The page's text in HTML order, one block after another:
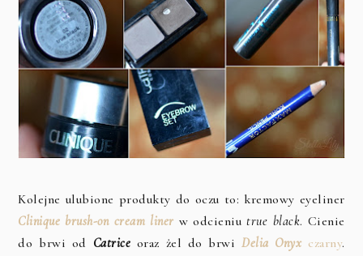
Kolejne ulubione produkty do oczu to: kremowy eyeliner
Clinique brush-on cream liner w odcieniutrue black. Cienie
do brwi od Catrice oraz żel do brwiDelia Onyxczarny.